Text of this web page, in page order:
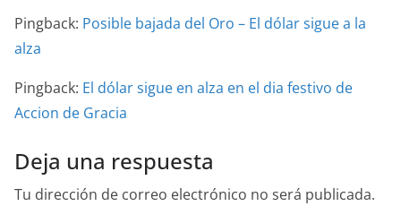
Pingback: Posible bajada del Oro – El dólar sigue a la
alza
Pingback: El dólar sigue en alza en el dia festivo de
Accion de Gracia
Deja una respuesta
Tu dirección de correo electrónico no será publicada.